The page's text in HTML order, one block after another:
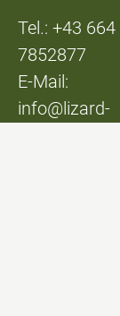
Tel.: +43 664
7852877
E-Mail:
info@lizard-